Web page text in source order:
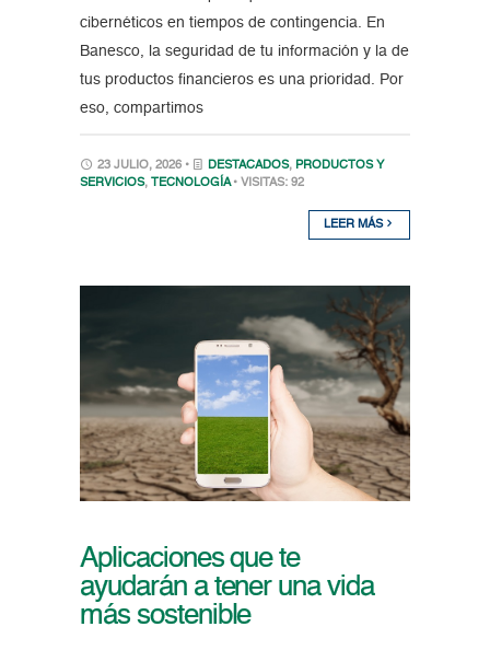
cibernéticos en tiempos de contingencia. En
Banesco, la seguridad de tu información y la de
tus productos financieros es una prioridad. Por
eso, compartimos
23 JULIO, 2026 • DESTACADOS, PRODUCTOS Y
SERVICIOS, TECNOLOGÍA • VISITAS: 92
LEER MÁS
Aplicaciones que te
ayudarán a tener una vida
más sostenible